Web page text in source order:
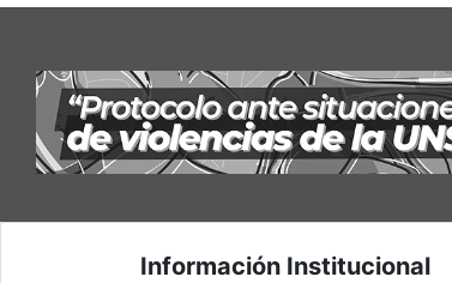
Información Institucional